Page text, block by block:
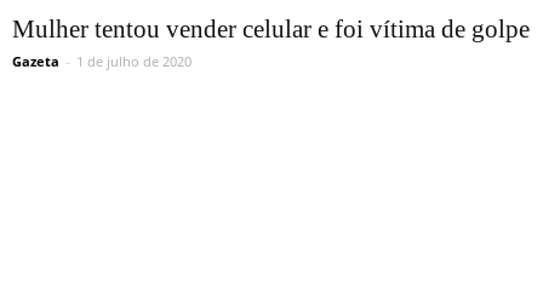
Mulher tentou vender celular e foi vítima de golpe
Gazeta - 1 de julho de 2020